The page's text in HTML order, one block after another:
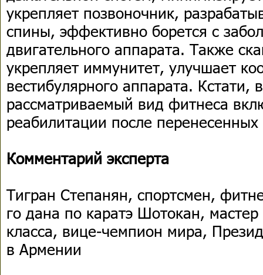
укрепляет позвоночник,
спины, эффективно борется с
двигательного аппарата. Также
укрепляет иммунитет, улучшает
вестибулярного аппарата. Кстати,
рассматриваемый вид фитнеса
реабилитации после
Комментарий эксперта
Тигран Степанян, спортсмен,
го дана по каратэ Шотокан,
класса, вице-чемпион мира,
в Армении